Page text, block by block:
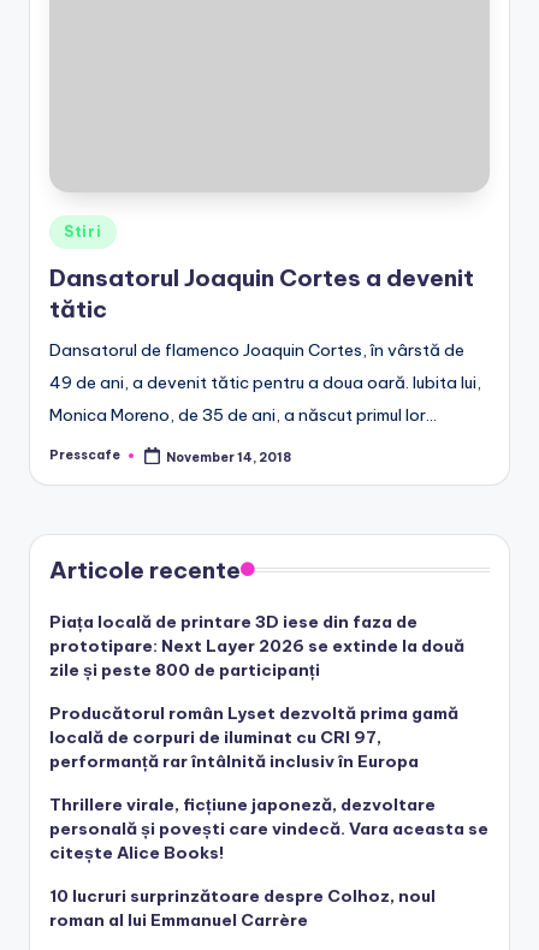
Posted
Stiri
Dansatorul Joaquin Cortes a devenit
tătic
Dansatorul de flamenco Joaquin Cortes, în vârstă de
49 de ani, a devenit tătic pentru a doua oară. Iubita lui,
Monica Moreno, de 35 de ani, a născut primul lor…
Posted
Presscafe November 14, 2018
Articole recente
Piața locală de printare 3D iese din faza de
prototipare: Next Layer 2026 se extinde la două
zile și peste 800 de participanți
Producătorul român Lyset dezvoltă prima gamă
locală de corpuri de iluminat cu CRI 97,
performanță rar întâlnită inclusiv în Europa
Thrillere virale, ficțiune japoneză, dezvoltare
personală și povești care vindecă. Vara aceasta se
citește Alice Books!
10 lucruri surprinzătoare despre Colhoz, noul
roman al lui Emmanuel Carrère